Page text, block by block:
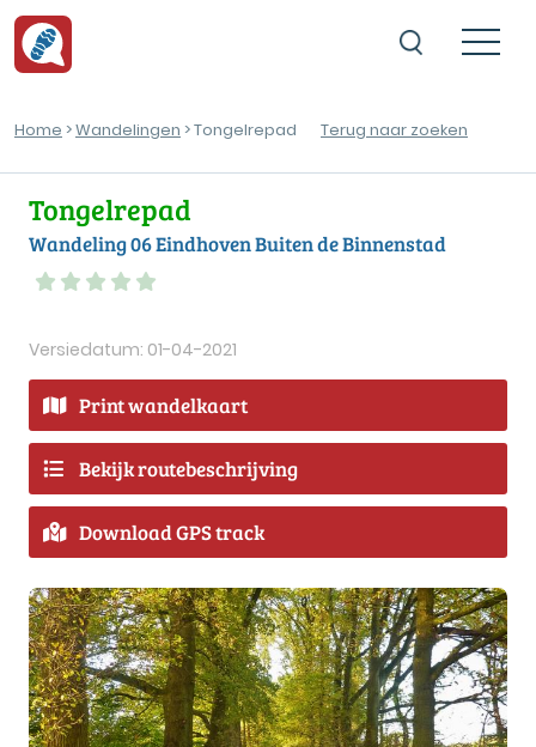
Home >Wandelingen > Tongelrepad Terug naar zoeken
Tongelrepad
Wandeling 06 Eindhoven Buiten de Binnenstad
Versiedatum: 01-04-2021
Print wandelkaart
Bekijk routebeschrijving
Download GPS track